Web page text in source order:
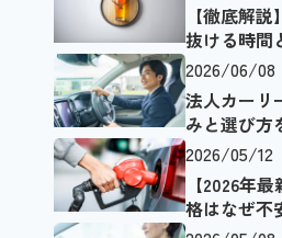
【徹底解
抜ける時間
識で飲酒運
2026/06/08
法人カーリ
みと選び方
説【失敗し
ト】
2026/05/12
【2026年
格はなぜ不
る理由とEV